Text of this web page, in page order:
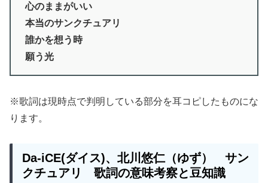
心のままがいい
本当のサンクチュアリ
誰かを想う時
願う光
※歌詞は現時点で判明している部分を耳コピしたものにな
ります。
Da-iCE(ダイス)、北川悠仁（ゆず） サン
クチュアリ 歌詞の意味考察と豆知識